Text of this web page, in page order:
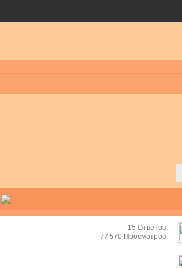
15 Ответов
77 570 Просмотров